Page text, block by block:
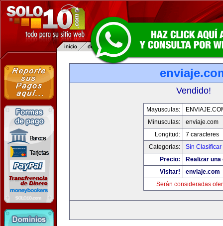
Vendido!
Mayusculas:
Minusculas:
enviaje.com
Longitud:
7 caracteres
Categorias:
Sin Clasificar
Precio:
Realizar
Visitar!
enviaje.com
Serán consideradas